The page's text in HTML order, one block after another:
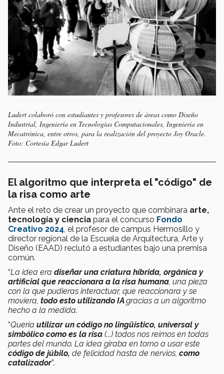
Ludert colaboró con estudiantes y profesores de áreas como Diseño
Industrial, Ingeniería en Tecnologías Computacionales, Ingeniería en
Mecatrónica, entre otros, para la realización del proyecto Joy Oracle.
Foto: Cortesía Edgar Ludert
El algoritmo que interpreta el "código" de
la risa como arte
Ante el reto de crear un proyecto que combinara arte,
tecnología y ciencia para el concurso Fondo
Creativo 2024, el profesor de campus Hermosillo y
director regional de la Escuela de Arquitectura, Arte y
Diseño (EAAD) reclutó a estudiantes bajo una premisa
común.
“La idea era diseñar una criatura híbrida, orgánica y
artificial que reaccionara a la risa humana, una pieza
con la que pudieras interactuar, que reaccionara y se
moviera, todo esto utilizando IAgracias a un algoritmo
hecho a la medida.
“Quería utilizar un código no lingüístico, universal y
simbólico como es la risa (...) todos nos reímos en todas
partes del mundo. La idea giraba en torno a usar este
código de júbilo, de felicidad hasta de nervios, como
catalizador”.